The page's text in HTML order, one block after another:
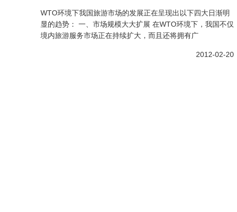
WTO环境下我国旅游市场的发展正在呈现出以下四大日渐明
显的趋势： 一、市场规模大大扩展 在WTO环境下，我国不仅
境内旅游服务市场正在持续扩大，而且还将拥有广
2012-02-20